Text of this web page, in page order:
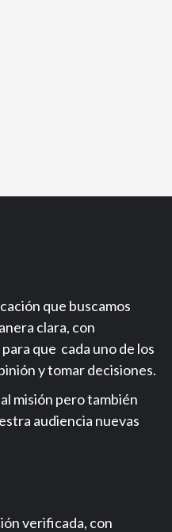
que buscamos
clara, con
que cada uno de los
y tomar decisiones.
misión pero también
audiencia nuevas
verificada, con